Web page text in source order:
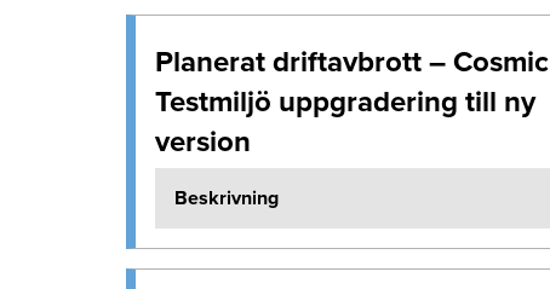
Planerat driftavbrott – Cosmic
Testmiljö uppgradering till ny
version
Beskrivning